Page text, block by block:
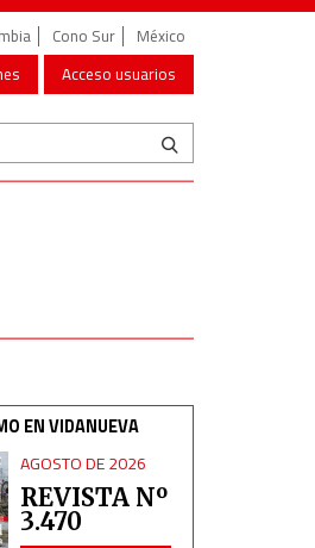
Cono Sur
México
Acceso usuarios
EN VIDANUEVA
AGOSTO DE 2026
REVISTA Nº
3.470